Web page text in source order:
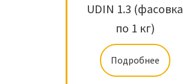
UDIN 1.3 (фасовка
по 1 кг)
Подробнее